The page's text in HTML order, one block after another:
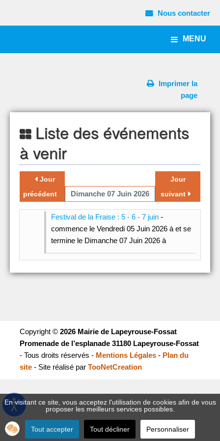
Nous contacter
MENU
Imprimer la
page
Liste des événements
à venir
Jour
précédent
Dimanche 07 Juin 2026
Jour
suivant
Festival de la Fraise : 5 - 6 - 7 juin -
commence le Vendredi 05 Juin 2026 à et se
termine le Dimanche 07 Juin 2026 à
Copyright © 2026 Mairie de Lapeyrouse-Fossat
Promenade de l’esplanade 31180 Lapeyrouse-Fossat
- Tous droits réservés - Mentions Légales - Plan du
site - Site réalisé par TooNetCreation
En visitant ce site, vous acceptez l'utilisation de cookies afin de vous
proposer les meilleurs services possibles.
Tout accepter Tout décliner Personnaliser